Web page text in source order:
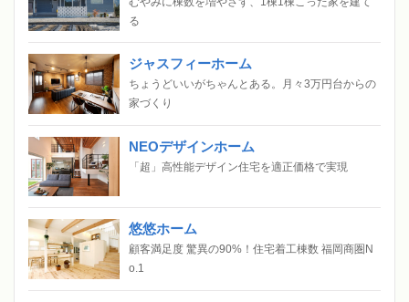
る
ジャスフィーホーム
ちょうどいいがちゃんとある。月々3万円台からの
家づくり
NEOデザインホーム
「超」高性能デザイン住宅を適正価格で実現
悠悠ホーム
顧客満足度 驚異の90%！住宅着工棟数 福岡商圏N
o.1